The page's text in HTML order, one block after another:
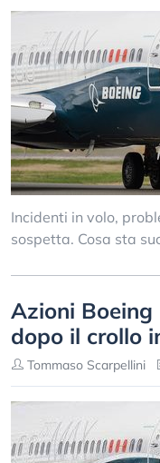
Incidenti in volo,
sospetta. Cosa sta
Azioni
dopo il crollo
Tommaso Scarpellini